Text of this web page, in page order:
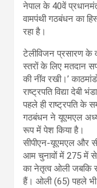
नेपाल के 40वें
वामपंथी गठबंधन का
रहा है।
टेलीविजन प्रसारण के
स्तरों के लिए मतदान
की नींव रखी।’
राष्ट्रपति विद्या देबी
पहले ही राष्ट्रपति के
गठबंधन ने यूएमएल
रूप में पेश किया है।
सीपीएन-यूएमएल और
आम चुनावों में 275 में से
का नेतृत्व ओली जबकि
हैं। ओली (65) पहले